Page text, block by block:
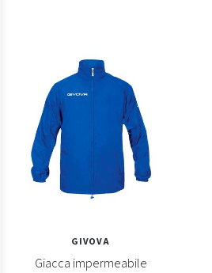
GIVOVA
Giacca impermeabile